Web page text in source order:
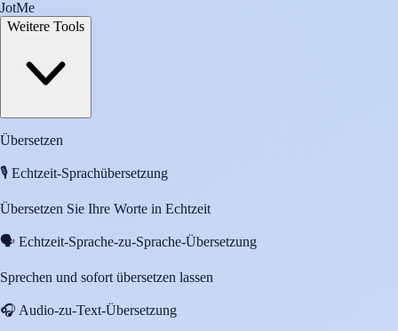
JotMe
Weitere Tools
Übersetzen
🎙️ Echtzeit-Sprachübersetzung
Übersetzen Sie Ihre Worte in Echtzeit
🗣️ Echtzeit-Sprache-zu-Sprache-Übersetzung
Sprechen und sofort übersetzen lassen
🎧 Audio-zu-Text-Übersetzung